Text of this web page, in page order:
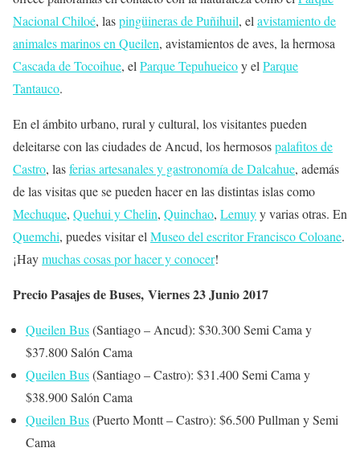
Nacional Chiloé, laspingüineras de Puñihuil, el avistamiento de
animales marinos en Queilen, avistamientos de aves, la hermosa
Cascada de Tocoihue, el Parque Tepuhueicoy el Parque
Tantauco.
En el ámbito urbano, rural y cultural, los visitantes pueden
deleitarse con las ciudades de Ancud, los hermosospalafitos de
Castro, lasferias artesanales y gastronomía de Dalcahue, además
de las visitas que se pueden hacer en las distintas islas como
Mechuque, Quehui y Chelin, Quinchao, Lemuyy varias otras. En
Quemchi, puedes visitar el Museo del escritor Francisco Coloane.
¡Haymuchas cosas por hacer y conocer!
Precio Pasajes de Buses, Viernes 23 Junio 2017
Queilen Bus(Santiago – Ancud): $30.300 Semi Cama y
$37.800 Salón Cama
Queilen Bus(Santiago – Castro): $31.400 Semi Cama y
$38.900 Salón Cama
Queilen Bus(Puerto Montt – Castro): $6.500 Pullman y Semi
Cama